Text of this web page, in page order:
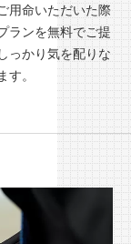
用命いただいた際
ランを無料でご提
っかり気を配りな
。